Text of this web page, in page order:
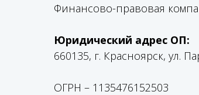
Финансово-правовая
Юридический адрес ОП:
660135, г. Красноярск, ул.
ОГРН – 1135476152503